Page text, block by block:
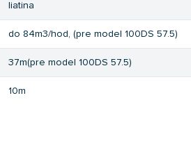
liatina
do 84m3/hod, (pre model 100DS 57.5)
37m(pre model 100DS 57.5)
10m